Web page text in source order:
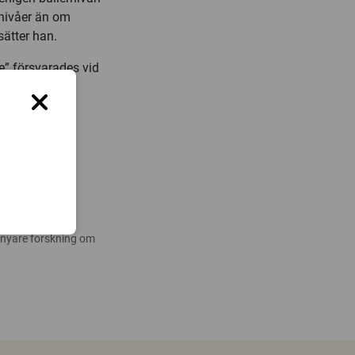
än om
han.
försvarades vid
forskning om